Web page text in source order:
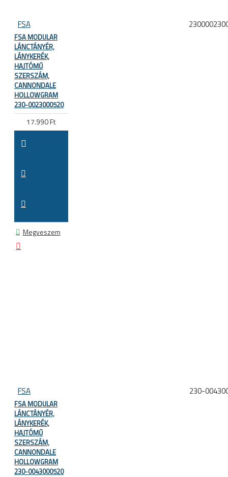
FSA
FSA MODULAR
LÁNCTÁNYÉR,
LÁNYKERÉK,
HAJTÓMŰ
SZERSZÁM,
CANNONDALE
HOLLOWGRAM
230-0023000520
17.990 Ft
Megveszem
FSA 230-
FSA MODULAR
LÁNCTÁNYÉR,
LÁNYKERÉK,
HAJTÓMŰ
SZERSZÁM,
CANNONDALE
HOLLOWGRAM
230-0043000520